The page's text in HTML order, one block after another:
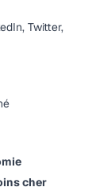
Twitter,
cher